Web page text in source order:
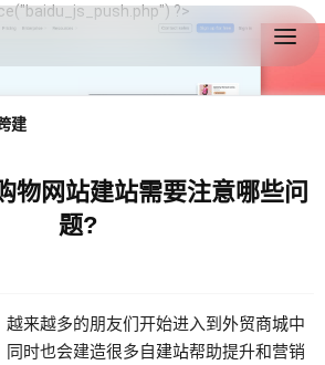
?>
建
物网站建站需要注意哪些问
题?
来越多的朋友们开始进入到 外贸商城中
时也会建造很多自建站帮助提升和营销